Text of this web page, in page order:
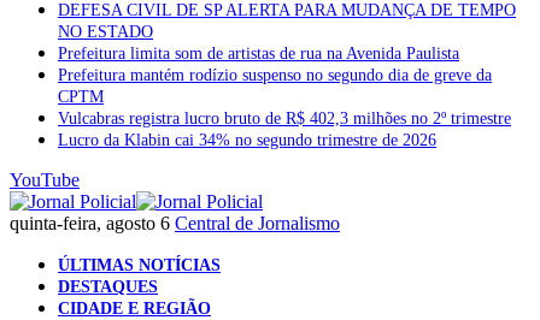
DEFESA CIVIL DE SP ALERTA PARA MUDANÇA DE TEMPO
NO ESTADO
Prefeitura limita som de artistas de rua na Avenida Paulista
Prefeitura mantém rodízio suspenso no segundo dia de greve da
CPTM
Vulcabras registra lucro bruto de R$ 402,3 milhões no 2º trimestre
Lucro da Klabin cai 34% no segundo trimestre de 2026
YouTube
quinta-feira, agosto 6 Central de Jornalismo
ÚLTIMAS NOTÍCIAS
DESTAQUES
CIDADE E REGIÃO